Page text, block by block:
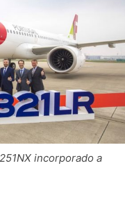
incorporado a